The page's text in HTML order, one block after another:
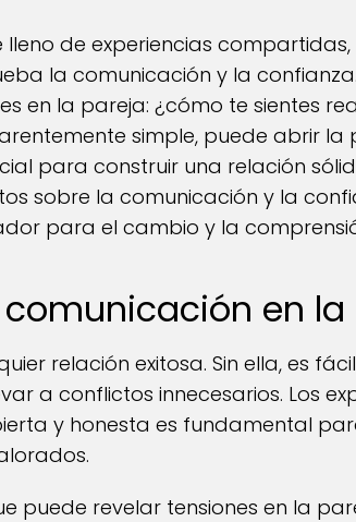
lleno de experiencias
la comunicación y la
en la pareja: ¿cómo te sientes
simple, puede abrir
para construir una relación
sobre la comunicación y la
para el cambio y la
en la
relación exitosa. Sin ella, es
a conflictos innecesarios. Los
y honesta es fundamental
puede revelar tensiones en la